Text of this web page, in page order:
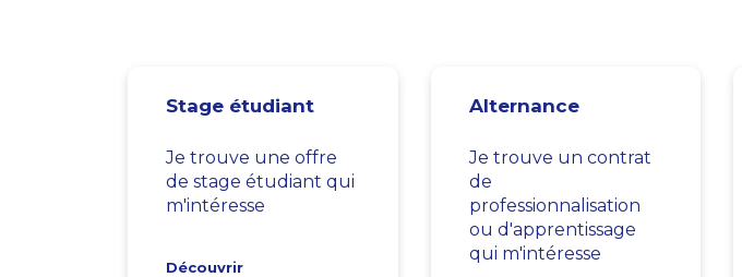
Stage étudiant
Je trouve une offre
de stage étudiant qui
m'intéresse
Découvrir
Alternance
Je trouve un contrat
de
professionnalisation
ou d'apprentissage
qui m'intéresse